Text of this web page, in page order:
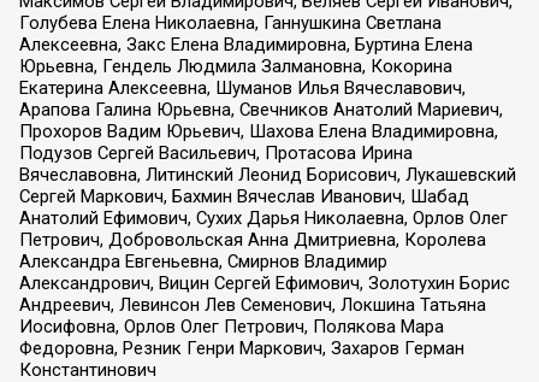
Голубева Елена Николаевна, Ганнушкина Светлана
Алексеевна, Закс Елена Владимировна, Буртина Елена
Юрьевна, Гендель Людмила Залмановна, Кокорина
Екатерина Алексеевна, Шуманов Илья Вячеславович,
Арапова Галина Юрьевна, Свечников Анатолий Мариевич,
Прохоров Вадим Юрьевич, Шахова Елена Владимировна,
Подузов Сергей Васильевич, Протасова Ирина
Вячеславовна, Литинский Леонид Борисович, Лукашевский
Сергей Маркович, Бахмин Вячеслав Иванович, Шабад
Анатолий Ефимович, Сухих Дарья Николаевна, Орлов Олег
Петрович, Добровольская Анна Дмитриевна, Королева
Александра Евгеньевна, Смирнов Владимир
Александрович, Вицин Сергей Ефимович, Золотухин Борис
Андреевич, Левинсон Лев Семенович, Локшина Татьяна
Иосифовна, Орлов Олег Петрович, Полякова Мара
Федоровна, Резник Генри Маркович, Захаров Герман
Константинович